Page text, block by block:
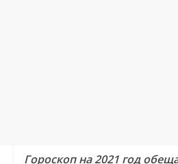
Гороскоп на 2021 год